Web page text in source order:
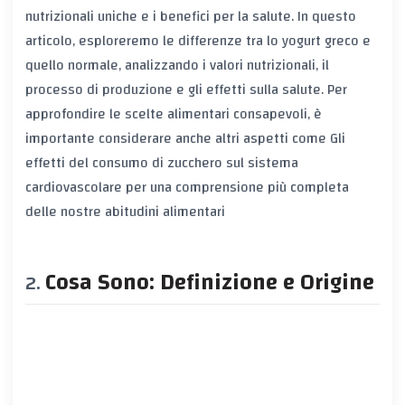
nutrizionali uniche e i benefici per la salute. In questo
articolo, esploreremo le differenze tra lo yogurt greco e
quello normale, analizzando i valori nutrizionali, il
processo di produzione e gli effetti sulla salute. Per
approfondire le scelte alimentari consapevoli, è
importante considerare anche altri aspetti come Gli
effetti del consumo di zucchero sul sistema
cardiovascolare per una comprensione più completa
delle nostre abitudini alimentari
Cosa Sono: Definizione e Origine